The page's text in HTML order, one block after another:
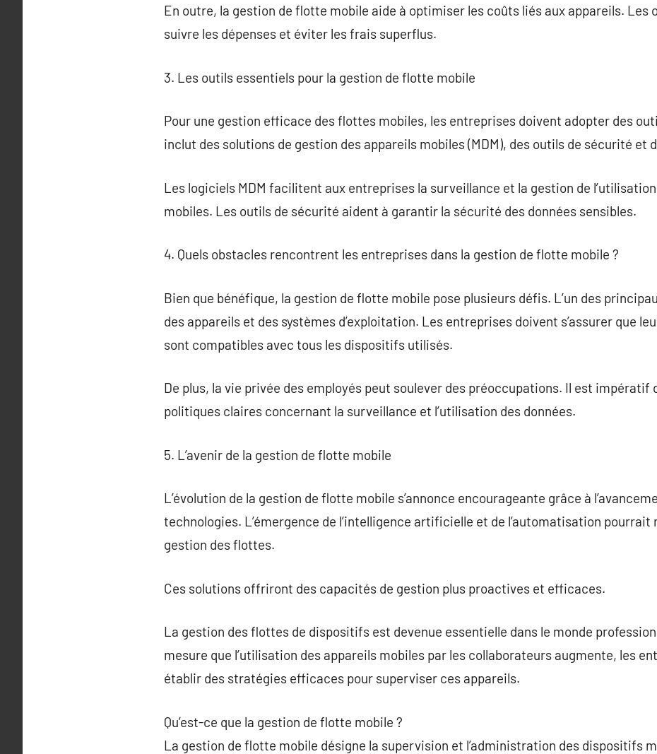
En outre, la gestion de flotte mobile aide à optimiser les coûts liés aux appareils. Les
suivre les dépenses et éviter les frais superflus.
3. Les outils essentiels pour la gestion de flotte mobile
Pour une gestion efficace des flottes mobiles, les entreprises doivent adopter des
inclut des solutions de gestion des appareils mobiles (MDM), des outils de sécurité et
Les logiciels MDM facilitent aux entreprises la surveillance et la gestion de
mobiles. Les outils de sécurité aident à garantir la sécurité des données sensibles.
4. Quels obstacles rencontrent les entreprises dans la gestion de flotte mobile ?
Bien que bénéfique, la gestion de flotte mobile pose plusieurs défis. L’un des
des appareils et des systèmes d’exploitation. Les entreprises doivent s’assurer que
sont compatibles avec tous les dispositifs utilisés.
De plus, la vie privée des employés peut soulever des préoccupations. Il est impératif
politiques claires concernant la surveillance et l’utilisation des données.
5. L’avenir de la gestion de flotte mobile
L’évolution de la gestion de flotte mobile s’annonce encourageante grâce à
technologies. L’émergence de l’intelligence artificielle et de l’automatisation pourrait
gestion des flottes.
Ces solutions offriront des capacités de gestion plus proactives et efficaces.
La gestion des flottes de dispositifs est devenue essentielle dans le monde
mesure que l’utilisation des appareils mobiles par les collaborateurs augmente, les
établir des stratégies efficaces pour superviser ces appareils.
Qu’est-ce que la gestion de flotte mobile ?
La gestion de flotte mobile désigne la supervision et l’administration des dispositifs